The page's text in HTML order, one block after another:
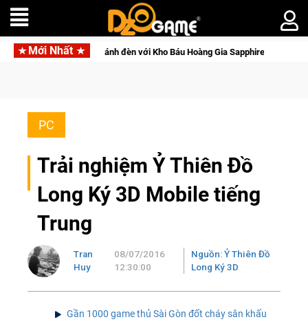
Mới Nhất
đèn với Kho Báu Hoàng Gia Sapphire Neon Punk
PC
Trải nghiệm Ỷ Thiên Đồ
Long Ký 3D Mobile tiếng
Trung
Tran
Huy
08/07/2016
12:30:00
Nguồn: Ỷ Thiên Đồ
Long Ký 3D
Gần 1000 game thủ Sài Gòn đốt cháy sân khấu